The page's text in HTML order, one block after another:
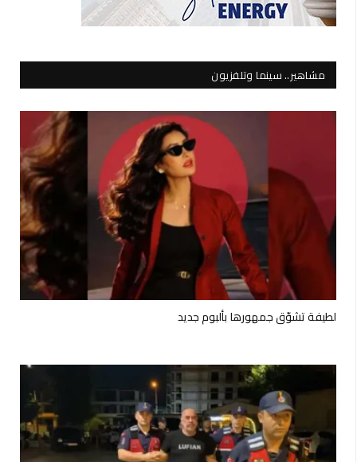
مشاهير.. سينما وتلفزيون
لطيفة تشوّق جمهورها بألبوم جديد